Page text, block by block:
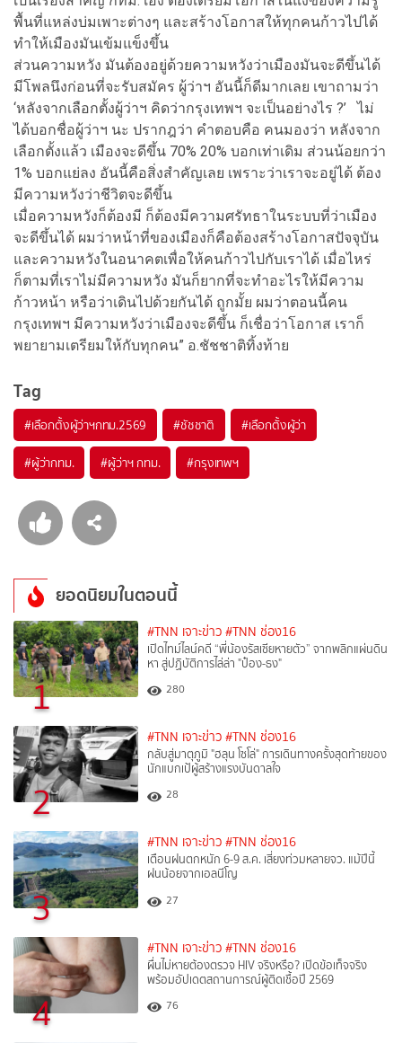
พื้นที่แหล่งบ่มเพาะต่างๆ และสร้างโอกาสให้ทุกคนก้าวไปได้
ทำให้เมืองมันเข้มแข็งขึ้น
ส่วนความหวัง มันต้องอยู่ด้วยความหวังว่าเมืองมันจะดีขึ้นได้
มีโพลนึงก่อนที่จะรับสมัคร ผู้ว่าฯ อันนี้ก็ดีมากเลย เขาถามว่า
‘หลังจากเลือกตั้งผู้ว่าฯ คิดว่ากรุงเทพฯ จะเป็นอย่างไร ?’ ไม่
ได้บอกชื่อผู้ว่าฯ นะ ปรากฎว่า คำตอบคือ คนมองว่า หลังจาก
เลือกตั้งแล้ว เมืองจะดีขึ้น 70% 20% บอกเท่าเดิม ส่วนน้อยกว่า
1% บอกแย่ลง อันนี้คือสิ่งสำคัญเลย เพราะว่าเราจะอยู่ได้ ต้อง
มีความหวังว่าชีวิตจะดีขึ้น
เมื่อความหวังก็ต้องมี ก็ต้องมีความศรัทธาในระบบที่ว่าเมือง
จะดีขึ้นได้ ผมว่าหน้าที่ของเมืองก็คือต้องสร้างโอกาสปัจจุบัน
และความหวังในอนาคตเพื่อให้คนก้าวไปกับเราได้ เมื่อไหร่
ก็ตามที่เราไม่มีความหวัง มันก็ยากที่จะทำอะไรให้มีความ
ก้าวหน้า หรือว่าเดินไปด้วยกันได้ ถูกมั้ย ผมว่าตอนนี้คน
กรุงเทพฯ มีความหวังว่าเมืองจะดีขึ้น ก็เชื่อว่าโอกาส เราก็
พยายามเตรียมให้กับทุกคน” อ.ชัชชาติทิ้งท้าย
Tag
#เลือกตั้งผู้ว่าฯกทม.2569 #ชัชชาติ #เลือกตั้งผู้ว่า
#ผู้ว่ากทม. #ผู้ว่าฯ กทม. #กรุงเทพฯ
ยอดนิยมในตอนนี้
1
#TNN เจาะข่าว #TNN ช่อง16
เปิดไทม์ไลน์คดี “พี่น้องรัสเซียหายตัว” จากพลิกแผ่นดิน
หา สู่ปฏิบัติการไล่ล่า "ป๋อง-ธง"
280
2
#TNN เจาะข่าว #TNN ช่อง16
กลับสู่มาตุภูมิ "ฮลุน โซโล่" การเดินทางครั้งสุดท้ายของ
นักแบกเป้ผู้สร้างแรงบันดาลใจ
28
3
#TNN เจาะข่าว #TNN ช่อง16
เตือนฝนตกหนัก 6-9 ส.ค. เสี่ยงท่วมหลายจว. แม้ปีนี้
ฝนน้อยจากเอลนีโญ
27
4
#TNN เจาะข่าว #TNN ช่อง16
ผื่นไม่หายต้องตรวจ HIV จริงหรือ? เปิดข้อเท็จจริง
พร้อมอัปเดตสถานการณ์ผู้ติดเชื้อปี 2569
76